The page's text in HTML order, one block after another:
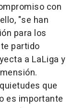
con
"se han
para los
partido
a LaLiga y
que
es importante